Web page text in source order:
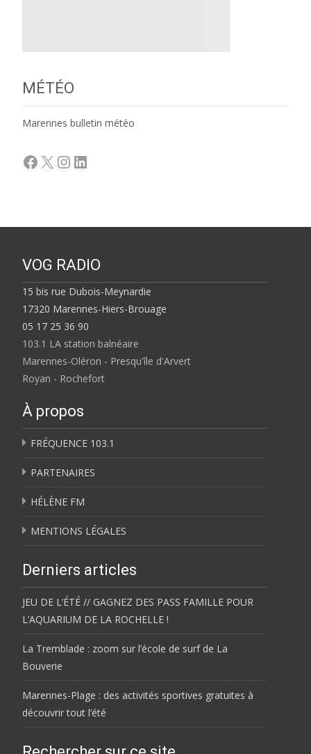
MÉTÉO
Marennes bulletin météo
Facebook
X Instagram
LinkedIn
VOG RADIO
15 bis rue Dubois-Meynardie
17320 Marennes-Hiers-Brouage
05 17 25 36 90
103.1 LA station balnéaire
Marennes-Oléron - Presqu'île d'Arvert
Royan - Rochefort
À propos
FRÉQUENCE 103.1
PARTENAIRES
HÉLÈNE FM
MENTIONS LÉGALES
Derniers articles
JEU DE L’ÉTÉ // GAGNEZ DES PASS FAMILLE POUR
L’AQUARIUM DE LA ROCHELLE !
La Tremblade : zoom sur l’école de surf de La
Bouverie
Marennes-Plage : des activités sportives gratuites à
découvrir tout l’été